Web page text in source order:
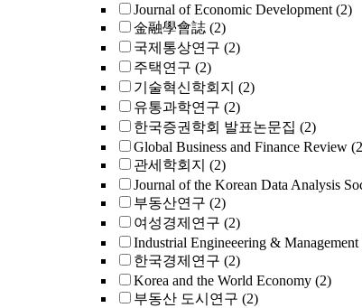
Journal of Economic Development (2)
金融學會誌 (2)
국제통상연구 (2)
주택연구 (2)
기술혁신학회지 (2)
유통과학연구 (2)
한국증권학회 발표논문집 (2)
Global Business and Finance Review
관세학회지 (2)
Journal of the Korean Data Analysis
부동산연구 (2)
여성경제연구 (2)
Industrial Engineeering & Management
한국경제연구 (2)
Korea and the World Economy (2)
부동산 도시연구 (2)